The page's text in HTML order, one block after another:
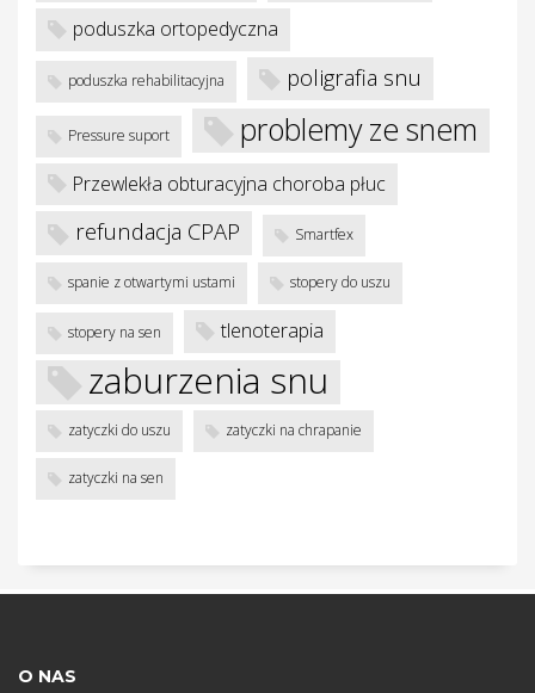
poduszka ortopedyczna
poduszka rehabilitacyjna poligrafia snu
Pressure suport problemy ze snem
Przewlekła obturacyjna choroba płuc
refundacja CPAP Smartfex
spanie z otwartymi ustami stopery do uszu
stopery na sen tlenoterapia
zaburzenia snu
zatyczki do uszu zatyczki na chrapanie
zatyczki na sen
O NAS